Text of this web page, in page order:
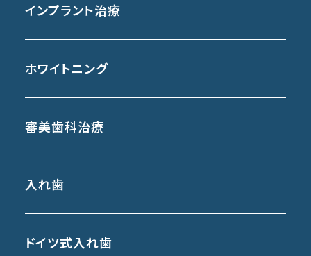
インプラント治療
ホワイトニング
審美歯科治療
入れ歯
ドイツ式入れ歯